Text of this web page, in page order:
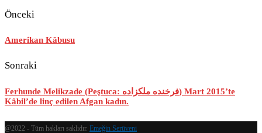
Önceki
Amerikan Kâbusu
Sonraki
Ferhunde Melikzade (Peştuca: فرخنده ملکزاده) Mart 2015’te
Kâbil’de linç edilen Afgan kadın.
@2022 - Tüm hakları saklıdır. Emeğin Serüveni